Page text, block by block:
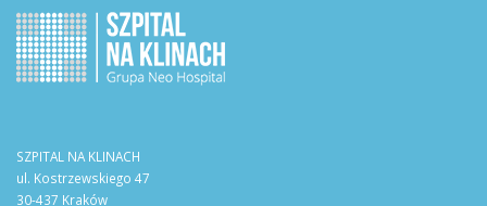
SZPITAL NA KLINACH
ul. Kostrzewskiego 47
30-437 Kraków